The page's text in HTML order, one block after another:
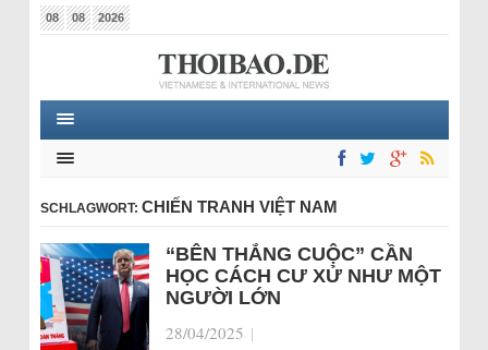
08 08 2026
SCHLAGWORT: CHIẾN TRANH VIỆT NAM
“BÊN THẮNG CUỘC” CẦN
HỌC CÁCH CƯ XỬ NHƯ MỘT
NGƯỜI LỚN
28/04/2025 |